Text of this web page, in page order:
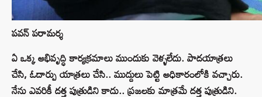
పవన్ పరామర్శ
ఏ ఒక్క అభివృద్ధి కార్యక్రమాలు ముందుకు వెళ్ళలేదు. పాదయాత్రలు
చేసి, ఓదార్పు యాత్రలు చేసి.. ముద్దులు పెట్టి అధికారంలోకి వచ్చారు.
నేను ఎవరికీ దత్త పుత్రుడిని కాదు.. ప్రజలకు మాత్రమే దత్త పుత్రుడిని.